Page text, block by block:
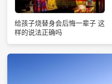
给孩子烧替身会后悔一辈子 这
样的说法正确吗